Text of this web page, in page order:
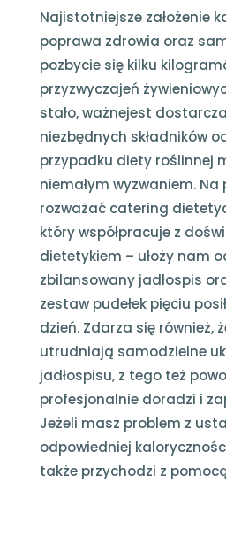
Najistotniejsze założenie
poprawa zdrowia oraz
pozbycie się kilku
przyzwyczajeń
stało, ważnejest
niezbędnych składników
przypadku diety roślinnej
niemałym wyzwaniem.
rozważać catering
który współpracuje z
dietetykiem – ułoży nam
zbilansowany jadłospis
zestaw pudełek pięciu
dzień. Zdarza się również,
utrudniają samodzielne
jadłospisu, z tego też
profesjonalnie doradzi i
Jeżeli masz problem z
odpowiedniej
także przychodzi z